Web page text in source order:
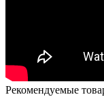
Рекомендуемые